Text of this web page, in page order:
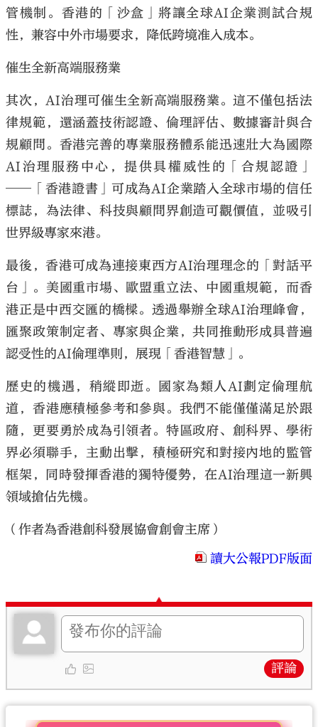
管機制。香港的「沙盒」將讓全球AI企業測試合規
性，兼容中外市場要求，降低跨境准入成本。
催生全新高端服務業
其次，AI治理可催生全新高端服務業。這不僅包括法
律規範，還涵蓋技術認證、倫理評估、數據審計與合
規顧問。香港完善的專業服務體系能迅速壯大為國際
AI治理服務中心，提供具權威性的「合規認證」
──「香港證書」可成為AI企業踏入全球市場的信任
標誌，為法律、科技與顧問界創造可觀價值，並吸引
世界級專家來港。
最後，香港可成為連接東西方AI治理理念的「對話平
台」。美國重市場、歐盟重立法、中國重規範，而香
港正是中西交匯的橋樑。透過舉辦全球AI治理峰會，
匯聚政策制定者、專家與企業，共同推動形成具普遍
認受性的AI倫理準則，展現「香港智慧」。
歷史的機遇，稍縱即逝。國家為類人AI劃定倫理航
道，香港應積極參考和參與。我們不能僅僅滿足於跟
隨，更要勇於成為引領者。特區政府、創科界、學術
界必須聯手，主動出擊，積極研究和對接內地的監管
框架，同時發揮香港的獨特優勢，在AI治理這一新興
領域搶佔先機。
（作者為香港創科發展協會創會主席）
讀大公報PDF版面
評論